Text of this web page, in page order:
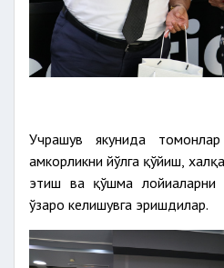
Учрашув якунида
ҳамкорликни йўлга қўйиш,
этиш ва қўшма
ўзаро келишувга эришдилар.